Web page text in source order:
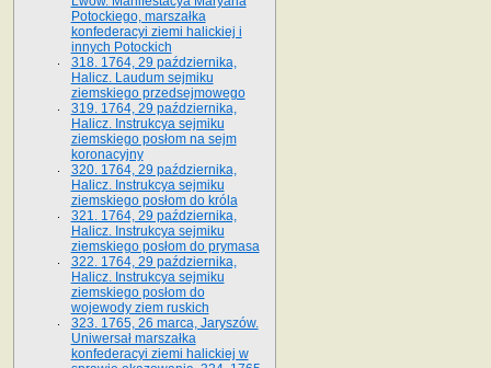
Potockiego, marszałka
konfederacyi ziemi halickiej i
innych Potockich
318. 1764, 29 października,
Halicz. Laudum sejmiku
ziemskiego przedsejmowego
319. 1764, 29 października,
Halicz. Instrukcya sejmiku
ziemskiego posłom na sejm
koronacyjny
320. 1764, 29 października,
Halicz. Instrukcya sejmiku
ziemskiego posłom do króla
321. 1764, 29 października,
Halicz. Instrukcya sejmiku
ziemskiego posłom do prymasa
322. 1764, 29 października,
Halicz. Instrukcya sejmiku
ziemskiego posłom do
wojewody ziem ruskich
323. 1765, 26 marca, Jaryszów.
Uniwersał marszałka
konfederacyi ziemi halickiej w